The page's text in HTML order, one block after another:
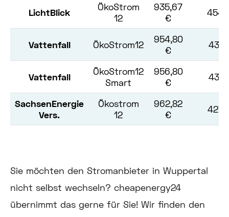
LichtBlick
ÖkoStrom
12
935,67
€
Vattenfall ÖkoStrom12
954,80
€
Vattenfall
ÖkoStrom12
Smart
956,80
€
SachsenEnergie
Vers.
Ökostrom
12
962,82
€
Sie möchten den Stromanbieter in Wuppertal
nicht selbst wechseln? cheapenergy24
übernimmt das gerne für Sie! Wir finden den